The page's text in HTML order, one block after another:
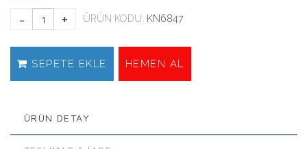
ÜRÜN KODU: KN6847
SEPETE EKLE HEMEN AL
ÜRÜN DETAY